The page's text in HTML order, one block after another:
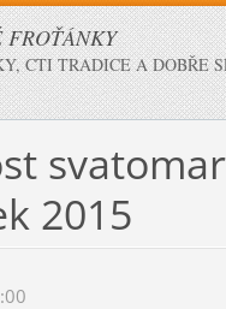
FROŤÁNKY
CTI TRADICE A DOBŘE
2015